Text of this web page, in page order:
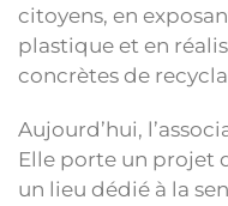
citoyens, en
plastique et en
concrètes de
Aujourd’hui,
Elle porte un projet
un lieu dédié à la